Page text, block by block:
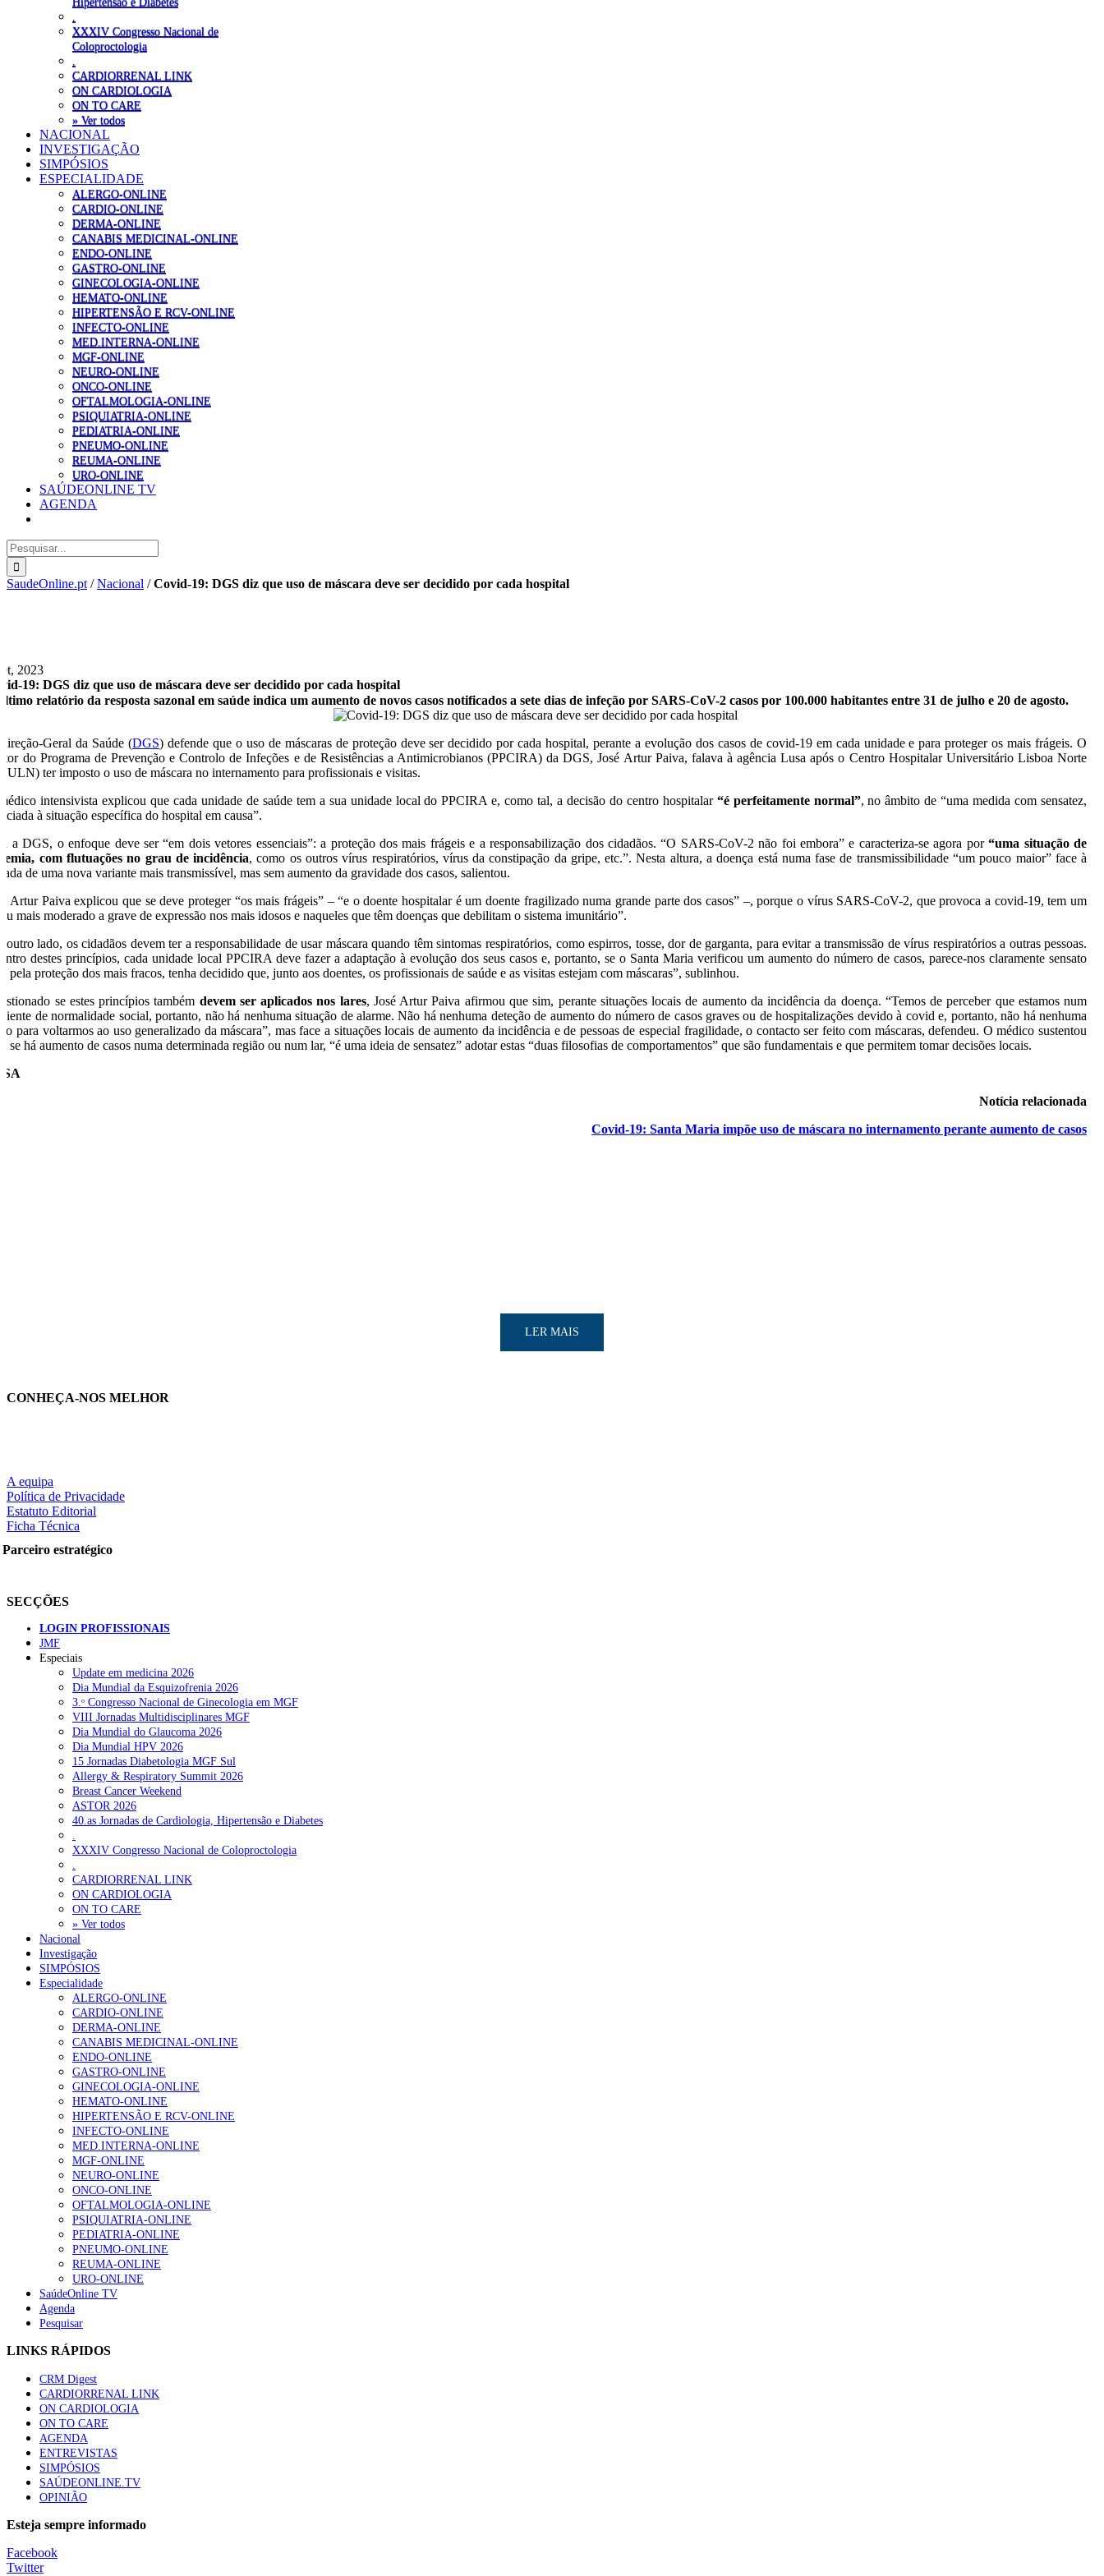
XXXIV Congresso Nacional de
Coloproctologia
CARDIORRENAL LINK
ON CARDIOLOGIA
ON TO CARE
» Ver todos
NACIONAL
INVESTIGAÇÃO
SIMPÓSIOS
ESPECIALIDADE
ALERGO-ONLINE
CARDIO-ONLINE
DERMA-ONLINE
CANABIS MEDICINAL-ONLINE
ENDO-ONLINE
GASTRO-ONLINE
GINECOLOGIA-ONLINE
HEMATO-ONLINE
HIPERTENSÃO E RCV-ONLINE
INFECTO-ONLINE
MED.INTERNA-ONLINE
MGF-ONLINE
NEURO-ONLINE
ONCO-ONLINE
OFTALMOLOGIA-ONLINE
PSIQUIATRIA-ONLINE
PEDIATRIA-ONLINE
PNEUMO-ONLINE
REUMA-ONLINE
URO-ONLINE
SAÚDEONLINE TV
AGENDA
Pesquisar
SaudeOnline.pt /Nacional /Covid-19: DGS diz que uso de máscara deve ser decidido por cada hospital
2023
19: DGS diz que uso de máscara deve ser decidido por cada hospital
relatório da resposta sazonal em saúde indica um aumento de novos casos notificados a sete dias de infeção por SARS-CoV-2 casos por 100.000 habitantes entre 31 de julho e 20 de agosto.
Geral da Saúde (DGS) defende que o uso de máscaras de proteção deve ser decidido por cada hospital, perante a evolução dos casos de covid-19 em cada unidade e para proteger os mais frágeis. O
do Programa de Prevenção e Controlo de Infeções e de Resistências a Antimicrobianos (PPCIRA) da DGS, José Artur Paiva, falava à agência Lusa após o Centro Hospitalar Universitário Lisboa Norte
ter imposto o uso de máscara no internamento para profissionais e visitas.
intensivista explicou que cada unidade de saúde tem a sua unidade local do PPCIRA e, como tal, a decisão do centro hospitalar “é perfeitamente normal”, no âmbito de “uma medida com sensatez,
à situação específica do hospital em causa”.
a DGS, o enfoque deve ser “em dois vetores essenciais”: a proteção dos mais frágeis e a responsabilização dos cidadãos. “O SARS-CoV-2 não foi embora” e caracteriza-se agora por“uma situação de
com flutuações no grau de incidência, como os outros vírus respiratórios, vírus da constipação da gripe, etc.”. Nesta altura, a doença está numa fase de transmissibilidade “um pouco maior” face à
de uma nova variante mais transmissível, mas sem aumento da gravidade dos casos, salientou.
Artur Paiva explicou que se deve proteger “os mais frágeis” – “e o doente hospitalar é um doente fragilizado numa grande parte dos casos” –, porque o vírus SARS-CoV-2, que provoca a covid-19, tem um
mais moderado a grave de expressão nos mais idosos e naqueles que têm doenças que debilitam o sistema imunitário”.
outro lado, os cidadãos devem ter a responsabilidade de usar máscara quando têm sintomas respiratórios, como espirros, tosse, dor de garganta, para evitar a transmissão de vírus respiratórios a outras pessoas.
destes princípios, cada unidade local PPCIRA deve fazer a adaptação à evolução dos seus casos e, portanto, se o Santa Maria verificou um aumento do número de casos, parece-nos claramente sensato
pela proteção dos mais fracos, tenha decidido que, junto aos doentes, os profissionais de saúde e as visitas estejam com máscaras”, sublinhou.
se estes princípios também devem ser aplicados nos lares, José Artur Paiva afirmou que sim, perante situações locais de aumento da incidência da doença. “Temos de perceber que estamos num
de normalidade social, portanto, não há nenhuma situação de alarme. Não há nenhuma deteção de aumento do número de casos graves ou de hospitalizações devido à covid e, portanto, não há nenhuma
para voltarmos ao uso generalizado da máscara”, mas face a situações locais de aumento da incidência e de pessoas de especial fragilidade, o contacto ser feito com máscaras, defendeu. O médico sustentou
se há aumento de casos numa determinada região ou num lar, “é uma ideia de sensatez” adotar estas “duas filosofias de comportamentos” que são fundamentais e que permitem tomar decisões locais.
Notícia relacionada
Covid-19: Santa Maria impõe uso de máscara no internamento perante aumento de casos
nas redes sociais:
RECENTES
Quase 11.900 jovens recorreram aos cheques psicólogo e nutricionista no primeiro mês
ULS de Coimbra estreia cirurgia endoscópica do ouvido com apoio robótico em Portugal
Enfermeiros exigem esclarecimentos sobre eventual gestão privada da ULS do Algarve
Ordem dos Médicos alerta para riscos no novo sistema de acesso a consultas e cirurgias
Portugal está a formar os médicos de que precisa?
MAIS LIDAS
Enfermagem Forense. “Da urgência ao tribunal, cada gesto conta e cada profissional faz a diferença”
203 visualizações
1.º Episódio do Podcast “Frequência Cardio – Sintoniza-te na Insuficiência Cardíaca” da Bayer
202 visualizações
Alguns milhares de utentes podem ficar sem médico de família com nova regras do registo, alerta associação
160 visualizações
“Os programas de rastreio do cancro do pulmão são custo-efetivos e representam um investimento sustentável para os sistemas de saúde”
94 visualizações
Quase quatro em cada dez doentes com enfarte apresentavam níveis elevados de Lp(a), revela estudo
88 visualizações
Trodelvy aprovado para primeira linha no cancro da mama triplo negativo metastático em doentes não elegíveis para inibidores PD-(L)1
61 visualizações
MAIS NOTÍCIAS
Quase 11.900 jovens recorreram aos cheques psicólogo e nutricionista no primeiro mês
LER MAIS
CONHEÇA-NOS MELHOR
A equipa
Política de Privacidade
Estatuto Editorial
Ficha Técnica
Parceiro estratégico
SECÇÕES
LOGIN PROFISSIONAIS
JMF
Especiais
Update em medicina 2026
Dia Mundial da Esquizofrenia 2026
3.ᵒ Congresso Nacional de Ginecologia em MGF
VIII Jornadas Multidisciplinares MGF
Dia Mundial do Glaucoma 2026
Dia Mundial HPV 2026
15 Jornadas Diabetologia MGF Sul
Allergy & Respiratory Summit 2026
Breast Cancer Weekend
ASTOR 2026
40.as Jornadas de Cardiologia, Hipertensão e Diabetes
.
XXXIV Congresso Nacional de Coloproctologia
.
CARDIORRENAL LINK
ON CARDIOLOGIA
ON TO CARE
» Ver todos
Nacional
Investigação
SIMPÓSIOS
Especialidade
ALERGO-ONLINE
CARDIO-ONLINE
DERMA-ONLINE
CANABIS MEDICINAL-ONLINE
ENDO-ONLINE
GASTRO-ONLINE
GINECOLOGIA-ONLINE
HEMATO-ONLINE
HIPERTENSÃO E RCV-ONLINE
INFECTO-ONLINE
MED.INTERNA-ONLINE
MGF-ONLINE
NEURO-ONLINE
ONCO-ONLINE
OFTALMOLOGIA-ONLINE
PSIQUIATRIA-ONLINE
PEDIATRIA-ONLINE
PNEUMO-ONLINE
REUMA-ONLINE
URO-ONLINE
SaúdeOnline TV
Agenda
Pesquisar
LINKS RÁPIDOS
CRM Digest
CARDIORRENAL LINK
ON CARDIOLOGIA
ON TO CARE
AGENDA
ENTREVISTAS
SIMPÓSIOS
SAÚDEONLINE.TV
OPINIÃO
Esteja sempre informado
Facebook
Twitter